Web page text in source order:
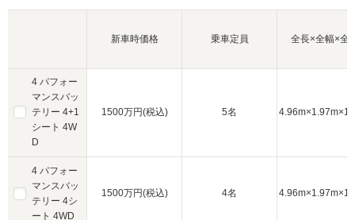
4 パフォー
マンスバッ
テリー 4+1
シート 4W
D
4 パフォー
マンスバッ
テリー 4シ
ート 4WD
新車時価格 乗車定員 全長×全幅×全
1500万円(税込) 5名
1500万円(税込) 4名